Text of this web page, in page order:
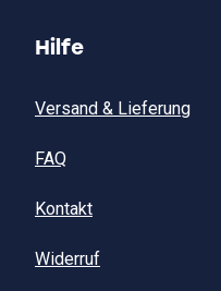
Hilfe
Versand & Lieferung
FAQ
Kontakt
Widerruf